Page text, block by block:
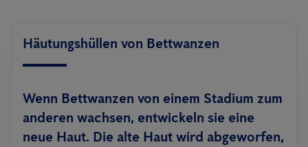
Häutungshüllen von Bettwanzen
Wenn Bettwanzen von einem Stadium zum
anderen wachsen, entwickeln sie eine
neue Haut. Die alte Haut wird abgeworfen,